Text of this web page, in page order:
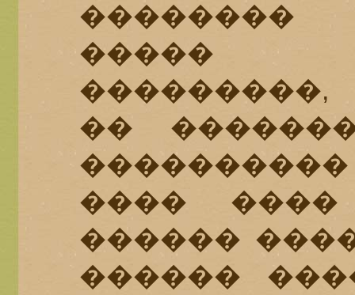
��������
�����
���������,
��
����
������
������